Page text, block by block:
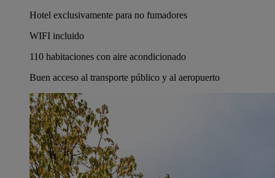
Hotel exclusivamente para no fumadores
WIFI incluido
110 habitaciones con aire acondicionado
Buen acceso al transporte público y al aeropuerto